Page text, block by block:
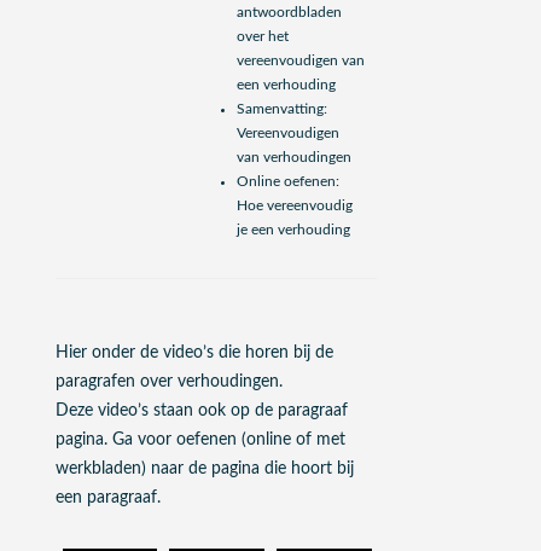
antwoordbladen
over het
vereenvoudigen van
een verhouding
Samenvatting:
Vereenvoudigen
van verhoudingen
Online oefenen:
Hoe vereenvoudig
je een verhouding
Hier onder de video’s die horen bij de
paragrafen over verhoudingen.
Deze video’s staan ook op de paragraaf
pagina. Ga voor oefenen (online of met
werkbladen) naar de pagina die hoort bij
een paragraaf.